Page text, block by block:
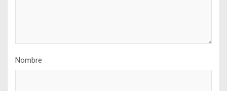
Nombre